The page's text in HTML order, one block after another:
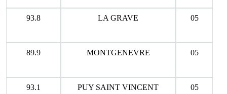
93.8 LA GRAVE 05
89.9 MONTGENEVRE 05
93.1 PUY SAINT VINCENT 05